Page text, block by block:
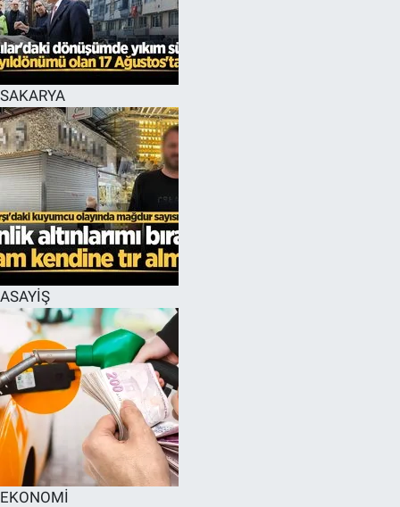
SAKARYA
ASAYİŞ
EKONOMİ
EĞİTİM
MAGAZİN
ÖZEL HABER
HALK54 PANORAMA